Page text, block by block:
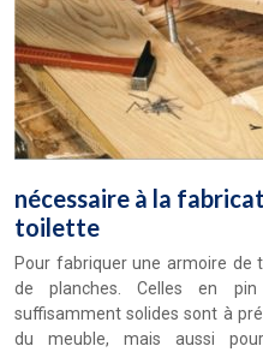
nécessaire à la
toilette
Pour fabriquer une armoire de
de planches. Celles en
suffisamment solides sont à
du meuble, mais aussi